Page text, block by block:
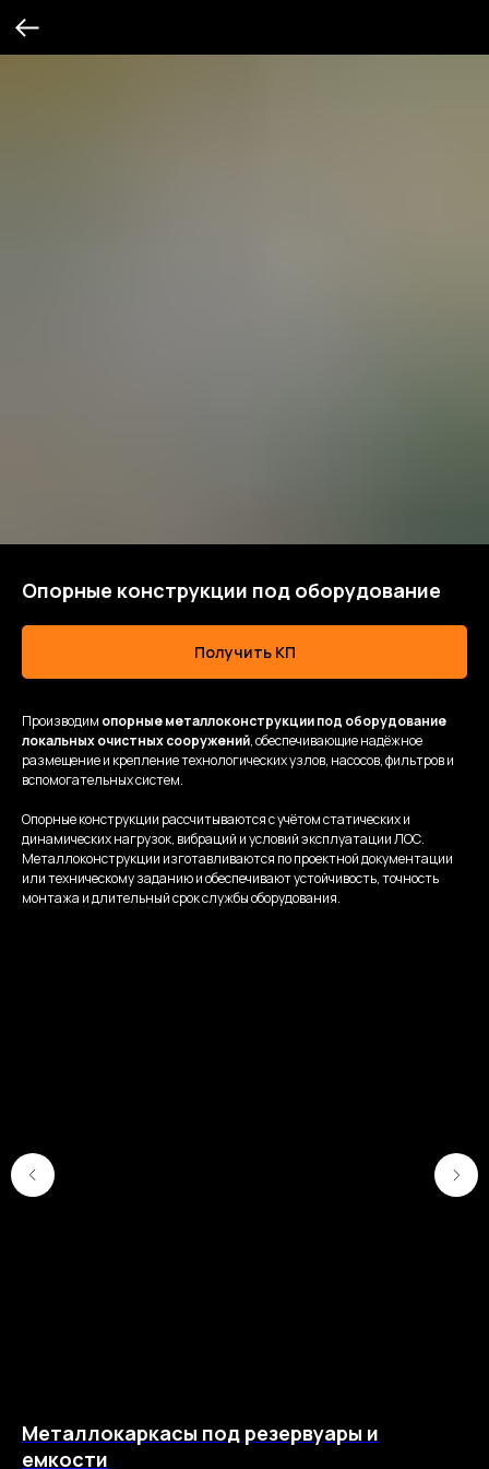
Опорные конструкции под оборудование
Получить КП
Производим опорные металлоконструкции под оборудование
локальных очистных сооружений, обеспечивающие надёжное
размещение и крепление технологических узлов, насосов, фильтров и
вспомогательных систем.
Опорные конструкции рассчитываются с учётом статических и
динамических нагрузок, вибраций и условий эксплуатации ЛОС.
Металлоконструкции изготавливаются по проектной документации
или техническому заданию и обеспечивают устойчивость, точность
монтажа и длительный срок службы оборудования.
Металлокаркасы под резервуары и
емкости